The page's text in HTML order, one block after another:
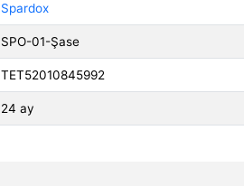
Spardox
SPO-01-Şase
TET52010845992
24 ay